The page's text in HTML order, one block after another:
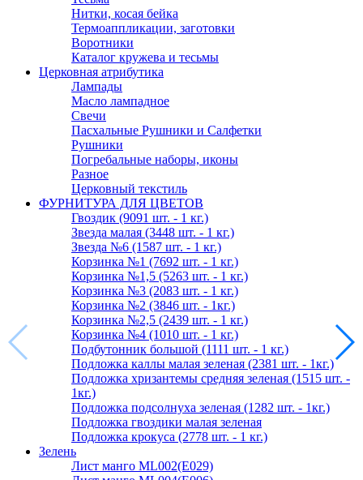
Нитки, косая бейка
Термоаппликации, заготовки
Воротники
Каталог кружева и тесьмы
Церковная атрибутика
Лампады
Масло лампадное
Свечи
Пасхальные Рушники и Салфетки
Рушники
Погребальные наборы, иконы
Разное
Церковный текстиль
ФУРНИТУРА ДЛЯ ЦВЕТОВ
Гвоздик (9091 шт. - 1 кг.)
Звезда малая (3448 шт. - 1 кг.)
Звезда №6 (1587 шт. - 1 кг.)
Корзинка №1 (7692 шт. - 1 кг.)
Корзинка №1,5 (5263 шт. - 1 кг.)
Корзинка №3 (2083 шт. - 1 кг.)
Корзинка №2 (3846 шт. - 1кг.)
Корзинка №2,5 (2439 шт. - 1 кг.)
Корзинка №4 (1010 шт. - 1 кг.)
Подбутонник большой (1111 шт. - 1 кг.)
Подложка каллы малая зеленая (2381 шт. - 1кг.)
Подложка хризантемы средняя зеленая (1515 шт. -
1кг.)
Подложка подсолнуха зеленая (1282 шт. - 1кг.)
Подложка гвоздики малая зеленая
Подложка крокуса (2778 шт. - 1 кг.)
Зелень
Лист манго ML002(E029)